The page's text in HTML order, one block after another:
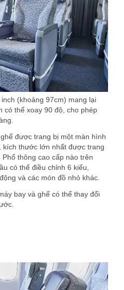
(khoảng 97cm) mang lại
có thể xoay 90 độ, cho phép
được trang bị một màn hình
kích thước lớn nhất được trang
thông cao cấp nào trên
có thể điều chỉnh 6 kiểu,
và các món đồ nhỏ khác.
bay và ghế có thể thay đổi